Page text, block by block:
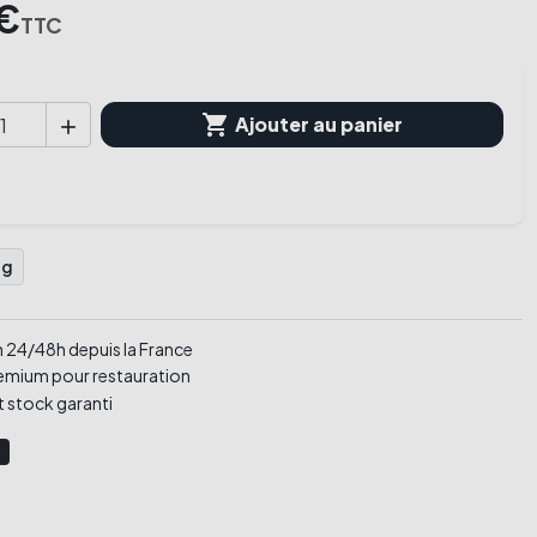
TTC
48h depuis la France
pour restauration
stock garanti
  Ajouter au panier